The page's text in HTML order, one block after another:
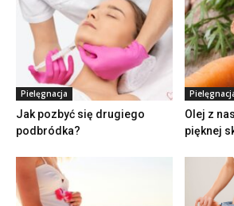
Pielęgnacja
Jak pozbyć się drugiego
podbródka?
Olej z
pięknej